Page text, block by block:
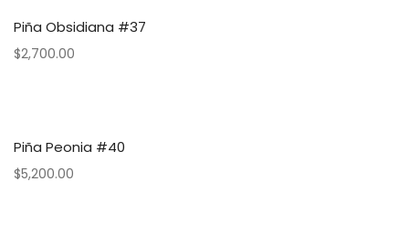
Piña Obsidiana #37
$2,700.00
Piña Peonia #40
$5,200.00